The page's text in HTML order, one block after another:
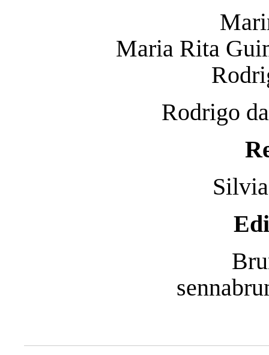
Maria Rita
Rodrigo